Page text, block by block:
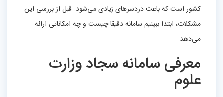
کشور است که باعث دردسرهای زیادی می‌شود. قبل از بررسی این
مشکلات، ابتدا ببینیم سامانه دقیقا چیست و چه امکاناتی ارائه
می‌دهد.
معرفی سامانه سجاد وزارت
علوم